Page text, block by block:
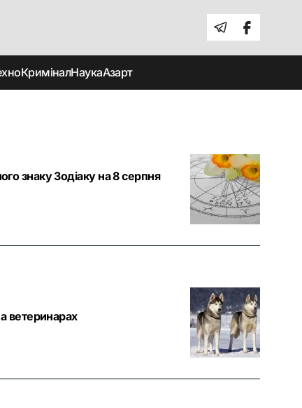
КриміналНаукаАзарт
знаку Зодіаку на 8 серпня
ветеринарах